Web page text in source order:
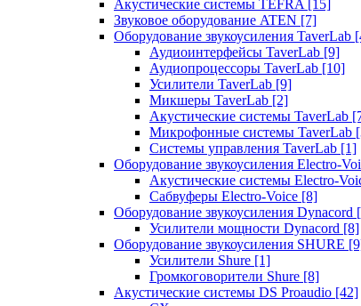
Акустические системы TEFRA [15]
Звуковое оборудование ATEN [7]
Оборудование звукоусиления TaverLab
Аудиоинтерфейсы TaverLab [9]
Аудиопроцессоры TaverLab [10]
Усилители TaverLab [9]
Микшеры TaverLab [2]
Акустические системы TaverLab
Микрофонные системы TaverLab
Системы управления TaverLab [1]
Оборудование звукоусиления Electro-
Акустические системы Electro-
Сабвуферы Electro-Voice [8]
Оборудование звукоусиления Dynacord
Усилители мощности Dynacord [8]
Оборудование звукоусиления SHURE
Усилители Shure [1]
Громкоговорители Shure [8]
Акустические системы DS Proaudio [42]